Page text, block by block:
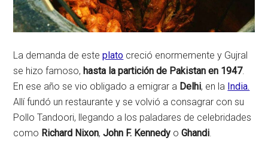
La demanda de esteplato creció enormemente y Gujral
se hizo famoso,hasta la partición de Pakistan en 1947.
En ese año se vio obligado a emigrar a Delhi, en la India.
Allí fundó un restaurante y se volvió a consagrar con su
Pollo Tandoori, llegando a los paladares de celebridades
como Richard Nixon,John F. Kennedy o Ghandi